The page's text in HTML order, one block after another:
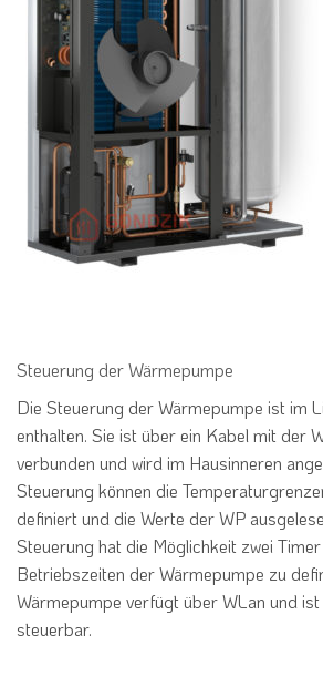
Steuerung der Wärmepumpe
Die Steuerung der Wärmepumpe ist im
enthalten. Sie ist über ein Kabel mit der
verbunden und wird im Hausinneren
Steuerung können die
definiert und die Werte der WP
Steuerung hat die Möglichkeit zwei
Betriebszeiten der Wärmepumpe zu
Wärmepumpe verfügt über WLan und
steuerbar.